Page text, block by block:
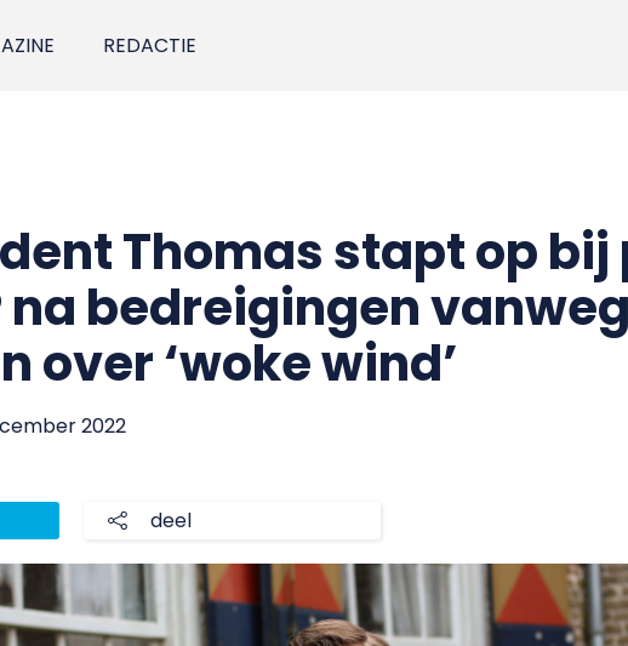
REDACTIE
Thomas stapt op
na bedreigingen
over ‘woke wind’
2022
deel